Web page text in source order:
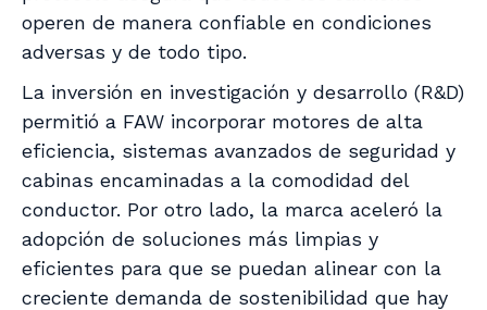
operen de manera confiable en condiciones
adversas y de todo tipo.
La inversión en investigación y desarrollo (R&D)
permitió a FAW incorporar motores de alta
eficiencia, sistemas avanzados de seguridad y
cabinas encaminadas a la comodidad del
conductor. Por otro lado, la marca aceleró la
adopción de soluciones más limpias y
eficientes para que se puedan alinear con la
creciente demanda de sostenibilidad que hay